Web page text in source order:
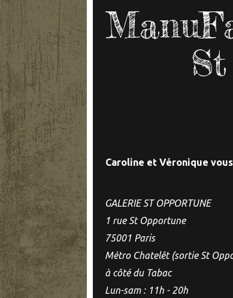
Caroline et Véronique
GALERIE ST OPPORTUNE
1 rue St Opportune
75001 Paris
Métro Chatelêt (sortie St
à côté du Tabac
Lun-sam : 11h - 20h